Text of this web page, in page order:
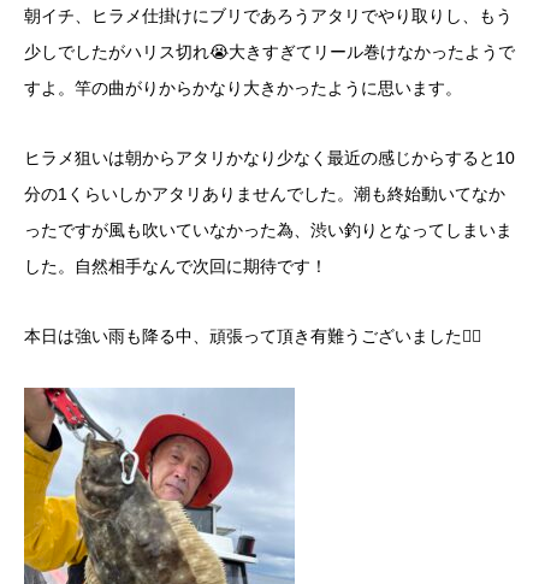
朝イチ、ヒラメ仕掛けにブリであろうアタリでやり取りし、もう
少しでしたがハリス切れ😭大きすぎてリール巻けなかったようで
すよ。竿の曲がりからかなり大きかったように思います。
ヒラメ狙いは朝からアタリかなり少なく最近の感じからすると10
分の1くらいしかアタリありませんでした。潮も終始動いてなか
ったですが風も吹いていなかった為、渋い釣りとなってしまいま
した。自然相手なんで次回に期待です！
本日は強い雨も降る中、頑張って頂き有難うございました🙇‍♂️